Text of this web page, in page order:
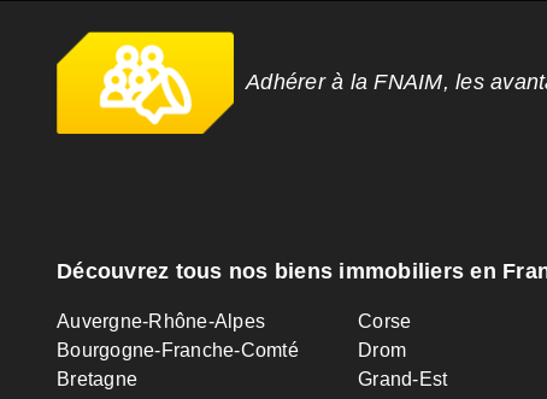
Adhérer à la FNAIM, les
Découvrez tous nos biens immobiliers en
Auvergne-Rhône-Alpes
Bourgogne-Franche-Comté
Bretagne
Corse
Drom
Grand-Est